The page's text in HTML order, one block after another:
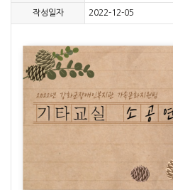
작성일자 2022-12-05